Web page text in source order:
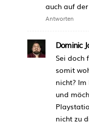
auch auf
Antworten
Dominic
Sei doch
somit
nicht?
und
nicht zu